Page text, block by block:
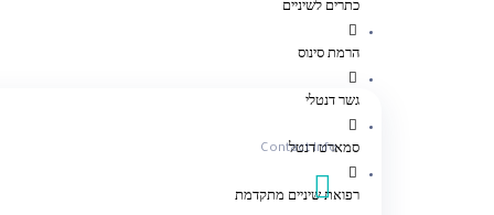
כתרים לשיניים
הרמת סינוס
גשר דנטלי
סמארט דנטל
רפואת שיניים מתקדמת
Contact Info